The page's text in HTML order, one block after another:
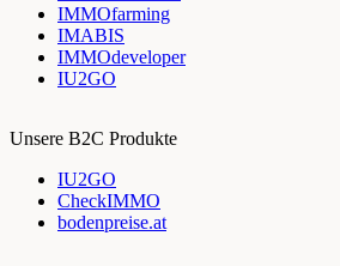
IMMOfarming
IMABIS
IMMOdeveloper
IU2GO
Unsere B2C Produkte
IU2GO
CheckIMMO
bodenpreise.at